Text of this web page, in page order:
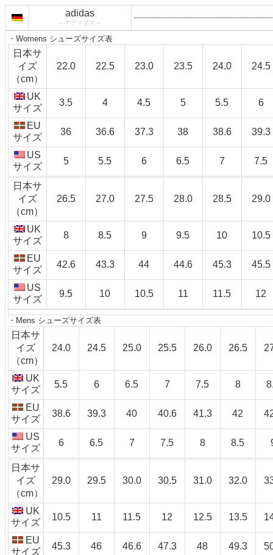
adidas
-- アディダス --
・Womens シューズサイズ表
日本サ
イズ
（cm）
22.0 22.5 23.0 23.5 24.0 24.5
UK
サイズ
3.5 4 4.5 5 5.5 6
EU
サイズ
36 36.6 37.3 38 38.6 39.3
US
サイズ
5 5.5 6 6.5 7 7.5
日本サ
イズ
（cm）
26.5 27.0 27.5 28.0 28.5 29.0
UK
サイズ
8 8.5 9 9.5 10 10.5
EU
サイズ
42.6 43.3 44 44.6 45.3 45.5
US
サイズ
9.5 10 10.5 11 11.5 12
・Mens シューズサイズ表
日本サ
イズ
（cm）
24.0 24.5 25.0 25.5 26.0 26.5
UK
サイズ
5.5 6 6.5 7 7.5 8
EU
サイズ
38.6 39.3 40 40.6 41.3 42
US
サイズ
6 6.5 7 7.5 8 8.5
日本サ
イズ
（cm）
29.0 29.5 30.0 30.5 31.0 32.0
UK
サイズ
10.5 11 11.5 12 12.5 13.5
EU
サイズ
45.3 46 46.6 47.3 48 49.3